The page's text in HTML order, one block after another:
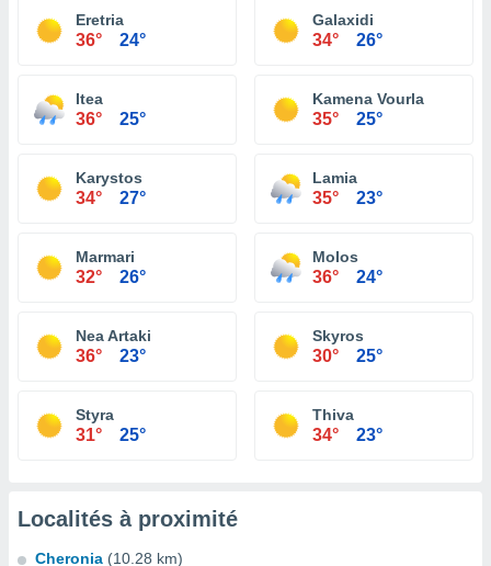
Eretria
36° 24°
Galaxidi
34° 26°
Itea
36° 25°
Kamena Vourla
35° 25°
Karystos
34° 27°
Lamia
35° 23°
Marmari
32° 26°
Molos
36° 24°
Nea Artaki
36° 23°
Skyros
30° 25°
Styra
31° 25°
Thiva
34° 23°
Localités à proximité
Cheronia (10.28 km)